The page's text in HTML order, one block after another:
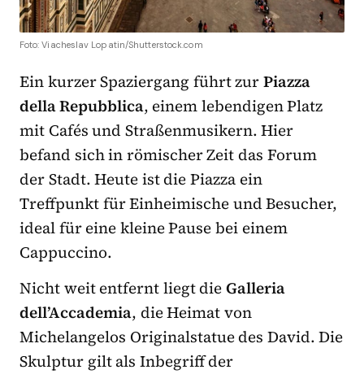
Foto: Viacheslav Lopatin/Shutterstock.com
Ein kurzer Spaziergang führt zurPiazza
della Repubblica, einem lebendigen Platz
mit Cafés und Straßenmusikern. Hier
befand sich in römischer Zeit das Forum
der Stadt. Heute ist die Piazza ein
Treffpunkt für Einheimische und Besucher,
ideal für eine kleine Pause bei einem
Cappuccino.
Nicht weit entfernt liegt dieGalleria
dell’Accademia, die Heimat von
Michelangelos Originalstatue des David. Die
Skulptur gilt als Inbegriff der